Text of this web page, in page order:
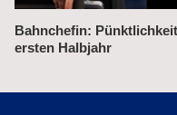
Alex fährt bis 2031